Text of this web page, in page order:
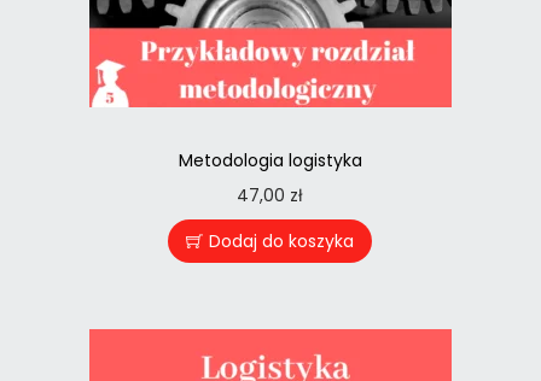
Metodologia logistyka
47,00 zł
Dodaj do koszyka